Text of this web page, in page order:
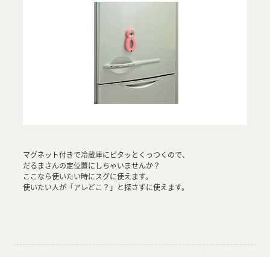
マグネット付きで冷蔵庫にピタッとくっつくので、
だるまさんの定位置にしちゃいませんか？
ここなら使いたい時にスグに使えます。
使いたい人が「アレどこ？」と探さずに使えます。